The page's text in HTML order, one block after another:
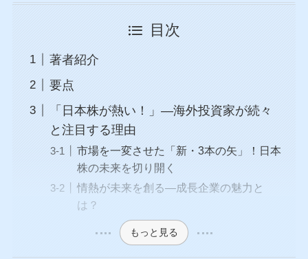
目次
著者紹介
要点
「日本株が熱い！」―海外投資家が続々
と注目する理由
市場を一変させた「新・3本の矢」！日本
株の未来を切り開く
情熱が未来を創る―成長企業の魅力と
は？
もっと見る